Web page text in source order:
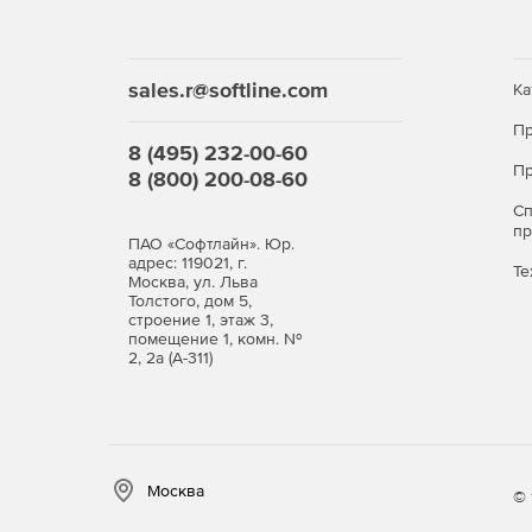
sales.r@softline.com
8 (495) 232-00-60
8 (800) 200-08-60
ПАО «Софтлайн». Юр.
адрес: 119021, г.
Москва, ул. Льва
Толстого, дом 5,
строение 1, этаж 3,
помещение 1, комн. №
2, 2а (А-311)
Москва ©